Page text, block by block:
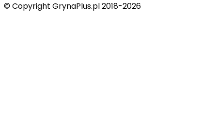
© Copyright GrynaPlus.pl 2018-2026